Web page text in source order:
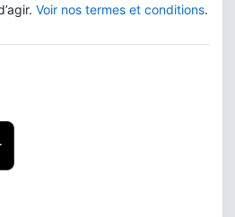
Voir nos termes et conditions.